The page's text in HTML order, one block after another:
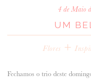
4 de Maio
UM
Flores +
Fechamos o trio deste